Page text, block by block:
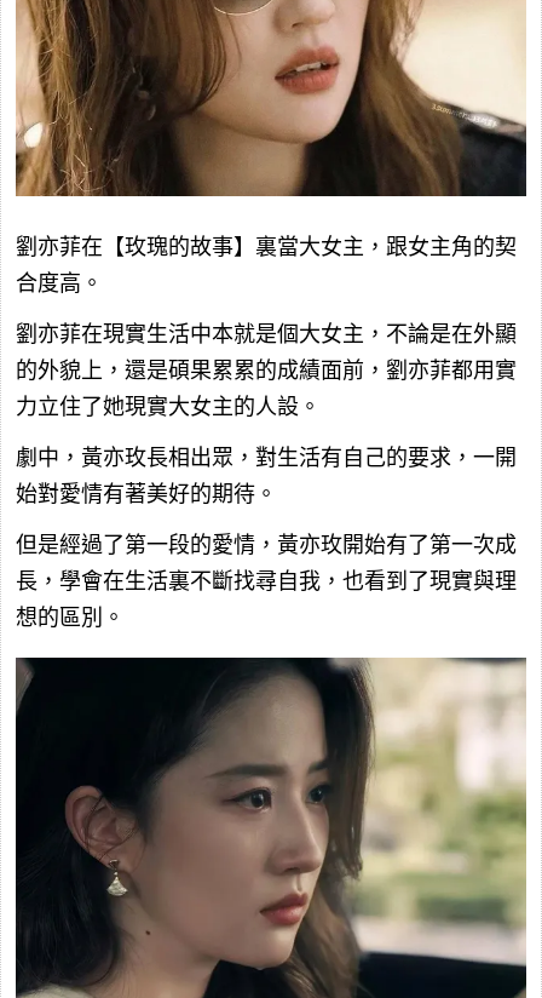
劉亦菲在【玫瑰的故事】裏當大女主，跟女主角的契
合度高。
劉亦菲在現實生活中本就是個大女主，不論是在外顯
的外貌上，還是碩果累累的成績面前，劉亦菲都用實
力立住了她現實大女主的人設。
劇中，黃亦玫長相出眾，對生活有自己的要求，一開
始對愛情有著美好的期待。
但是經過了第一段的愛情，黃亦玫開始有了第一次成
長，學會在生活裏不斷找尋自我，也看到了現實與理
想的區別。